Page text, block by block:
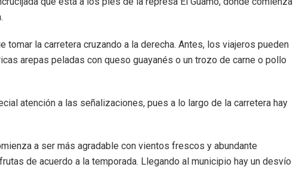
tomar la carretera cruzando a la derecha. Antes, los viajeros pueden
arepas peladas con queso guayanés o un trozo de carne o pollo
atención a las señalizaciones, pues a lo largo de la carretera hay
a ser más agradable con vientos frescos y abundante
de acuerdo a la temporada. Llegando al municipio hay un desvío